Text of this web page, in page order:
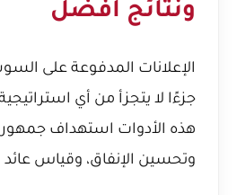
ونتائج أفضل
الإعلانات المدفوعة على
جزءًا لا يتجزأ من أي
هذه الأدوات استهداف جمهور
وتحسين الإنفاق، وقياس عائد